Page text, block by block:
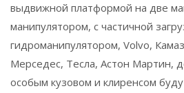
выдвижной платформой на две
манипулятором, с частичной
гидроманипулятором, Volvo,
Мерседес, Тесла, Астон Мартин,
особым кузовом и клиренсом